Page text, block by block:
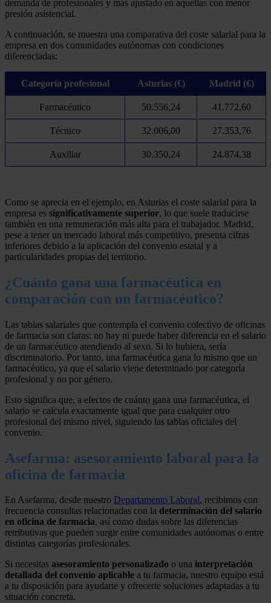
demanda de profesionales y más ajustado en aquellas con menor
presión asistencial.
A continuación, se muestra una comparativa del coste salarial para la
empresa en dos comunidades autónomas con condiciones
diferenciadas:
Categoría profesional Asturias (€) Madrid (€)
Farmacéutico 50.556,24 41.772,60
Técnico 32.006,00 27.353,76
Auxiliar 30.350,24 24.874,38
Como se aprecia en el ejemplo, en Asturias el coste salarial para la
empresa es significativamente superior, lo que suele traducirse
también en una remuneración más alta para el trabajador. Madrid,
pese a tener un mercado laboral más competitivo, presenta cifras
inferiores debido a la aplicación del convenio estatal y a
particularidades propias del territorio.
¿Cuánto gana una farmacéutica en
comparación con un farmacéutico?
Las tablas salariales que contempla el convenio colectivo de oficinas
de farmacia son claras: no hay ni puede haber diferencia en el salario
de un farmacéutico atendiendo al sexo. Si lo hubiera, sería
discriminatorio. Por tanto, una farmacéutica gana lo mismo que un
farmacéutico, ya que el salario viene determinado por categoría
profesional y no por género.
Esto significa que, a efectos de cuánto gana una farmacéutica, el
salario se calcula exactamente igual que para cualquier otro
profesional del mismo nivel, siguiendo las tablas oficiales del
convenio.
Asefarma: asesoramiento laboral para la
oficina de farmacia
En Asefarma, desde nuestro Departamento Laboral, recibimos con
frecuencia consultas relacionadas con la determinación del salario
en oficina de farmacia, así como dudas sobre las diferencias
retributivas que pueden surgir entre comunidades autónomas o entre
distintas categorías profesionales.
Si necesitas asesoramiento personalizado o una interpretación
detallada del convenio aplicable a tu farmacia, nuestro equipo está
a tu disposición para ayudarte y ofrecerte soluciones adaptadas a tu
situación concreta.